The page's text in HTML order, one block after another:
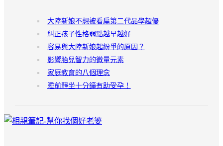
大陸新娘不想被看扁第二代品學超優
糾正孩子性格弱點越早越好
容易與大陸新娘起紛爭的原因？
影響胎兒智力的微量元素
家庭教育的八個理念
睡前靜坐十分鐘有助受孕！